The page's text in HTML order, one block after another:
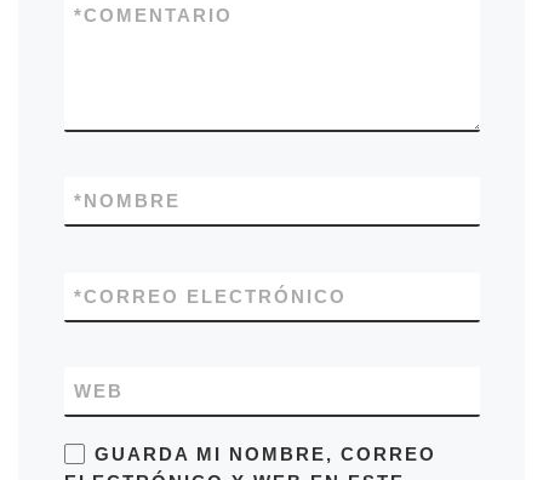
COMENTARIO
*
NOMBRE
*
CORREO ELECTRÓNICO
*
WEB
GUARDA MI NOMBRE, CORREO